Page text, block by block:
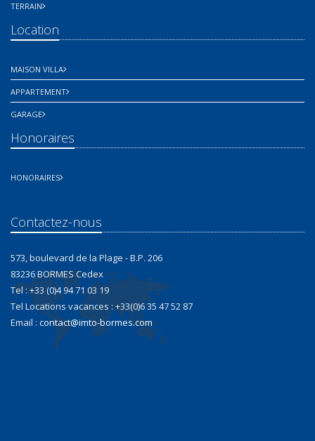
TERRAIN
Location
MAISON VILLA
APPARTEMENT
GARAGE
Honoraires
HONORAIRES
Contactez-nous
573, boulevard de la Plage - B.P. 206
83236 BORMES Cedex
Tel : +33 (0)4 94 71 03 19
Tel Locations vacances : +33(0)6 35 47 52 87
Email : contact@imto-bormes.com